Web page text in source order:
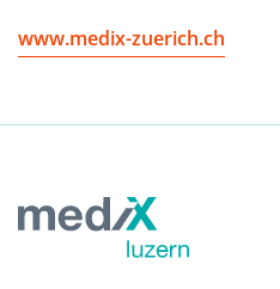
www.medix-zuerich.ch